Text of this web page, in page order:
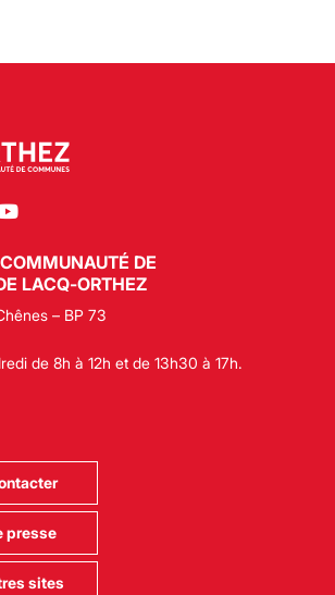
DE
LACQ-ORTHEZ
– BP 73
de 8h à 12h et de 13h30 à 17h.
presse
sites